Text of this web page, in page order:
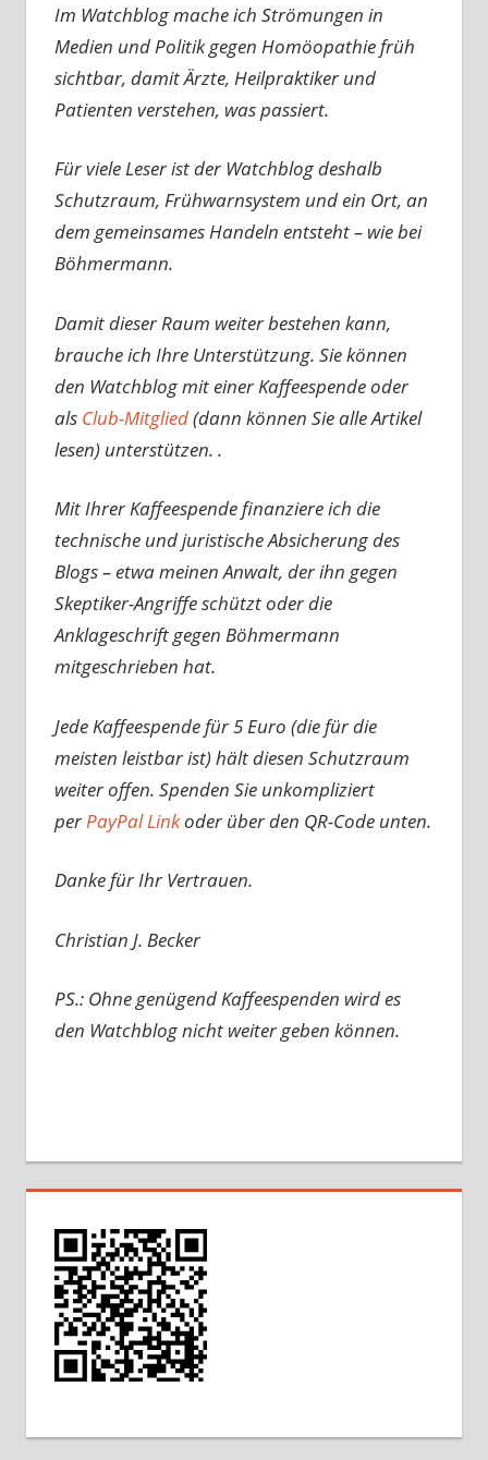
Im Watchblog mache ich Strömungen in
Medien und Politik gegen Homöopathie früh
sichtbar, damit Ärzte, Heilpraktiker und
Patienten verstehen, was passiert.
Für viele Leser ist der Watchblog deshalb
Schutzraum, Frühwarnsystem und ein Ort, an
dem gemeinsames Handeln entsteht – wie bei
Böhmermann.
Damit dieser Raum weiter bestehen kann,
brauche ich Ihre Unterstützung. Sie können
den Watchblog mit einer Kaffeespende oder
als Club-Mitglied(dann können Sie alle Artikel
lesen) unterstützen. .
Mit Ihrer Kaffeespende finanziere ich die
technische und juristische Absicherung des
Blogs – etwa meinen Anwalt, der ihn gegen
Skeptiker-Angriffe schützt oder die
Anklageschrift gegen Böhmermann
mitgeschrieben hat.
Jede Kaffeespende für 5 Euro (die für die
meisten leistbar ist) hält diesen Schutzraum
weiter offen. Spenden Sie unkompliziert
perPayPal Linkoder über den QR-Code unten.
Danke für Ihr Vertrauen.
Christian J. Becker
PS.: Ohne genügend Kaffeespenden wird es
den Watchblog nicht weiter geben können.